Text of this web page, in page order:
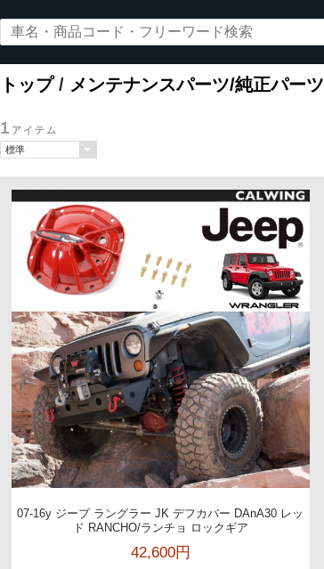
トップ/ メンテナンスパーツ/純正パーツ
1 アイテム
07-16y ジープ ラングラー JK デフカバー DAnA30 レッ
ド RANCHO/ランチョ ロックギア
42,600円